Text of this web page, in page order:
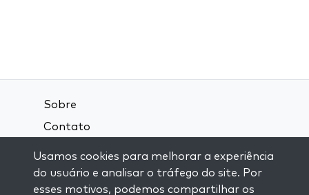
Sobre
Contato
Política de Privacidade
Usamos cookies para melhorar a experiência
do usuário e analisar o tráfego do site. Por
esses motivos, podemos compartilhar os